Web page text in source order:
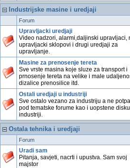
Industrijske masine i uredjaji
Forum
Upravljacki uredjaji
Video nadzori, alarmi,daljinski upravljaci,
upravljacki sklopovi i drugi uredjaji za
upravljanje.
Masine za prenosenje tereta
Sve vrste masina koje sluze za transport i
prnosenje tereta na velike i male
dizalice prenosilice itd.
Ostali uredjaji u industriji
Sve ostalo vezano za industriju a ne
pod tematske forume kao i uopstene
industriji.
Ostala tehnika i uredjaji
Forum
Uradi sam
Pitanja, savjeti, nacrti i upustva. Sam svoj
majstor